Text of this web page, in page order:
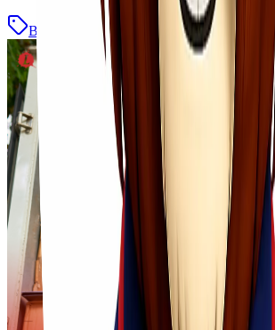
Blog Baca Selengkapnya